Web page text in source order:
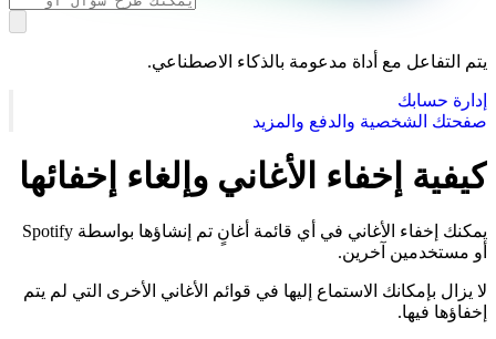
يتم التفاعل مع أداة مدعومة بالذكاء الاصطناعي.
إدارة حسابك
صفحتك الشخصية والدفع والمزيد
كيفية إخفاء الأغاني وإلغاء إخفائها
يمكنك إخفاء الأغاني في أي قائمة أغانٍ تم إنشاؤها بواسطة Spotify
أو مستخدمين آخرين.
لا يزال بإمكانك الاستماع إليها في قوائم الأغاني الأخرى التي لم يتم
إخفاؤها فيها.